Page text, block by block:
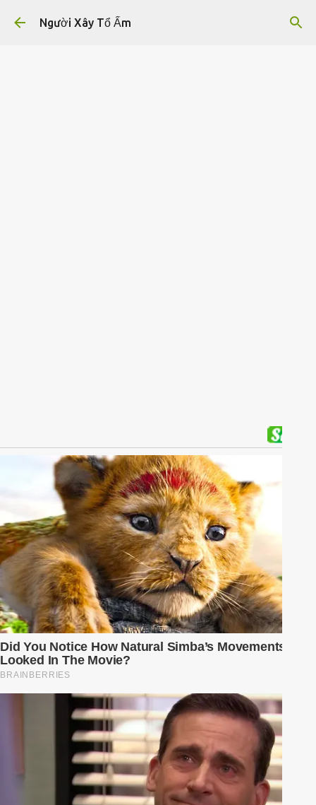
Chuyển đến nội dung chính
Người Xây Tổ Ấm